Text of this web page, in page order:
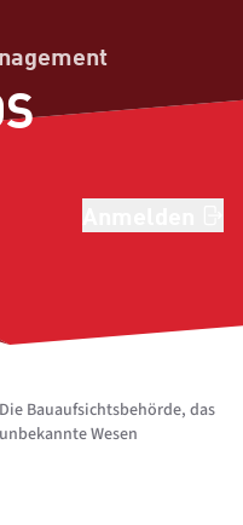
Die Bauaufsichtsbehörde, das
unbekannte Wesen